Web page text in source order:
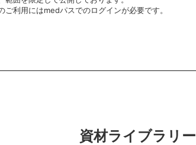
ご利用にはmedパスでのログインが必要です。
資材ライブラリー